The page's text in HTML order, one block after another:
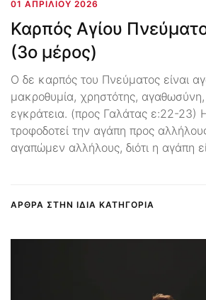
01 ΑΠΡΙΛΊΟΥ 2026
Καρπός Αγίου
(3ο μέρος)
Ο δε καρπός του Πνεύματος είναι
μακροθυμία, χρηστότης, αγαθωσύνη,
εγκράτεια. (προς Γαλάτας ε:22-23)
τροφοδοτεί την αγάπη προς
αγαπώμεν αλλήλους, διότι η αγάπη
ΑΡΘΡΑ ΣΤΗΝ ΙΔΙΑ ΚΑΤΗΓΟΡΙΑ